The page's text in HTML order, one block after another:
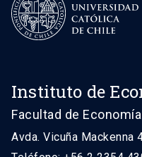
Instituto de
Facultad de
Avda. Vicuña Mackenna